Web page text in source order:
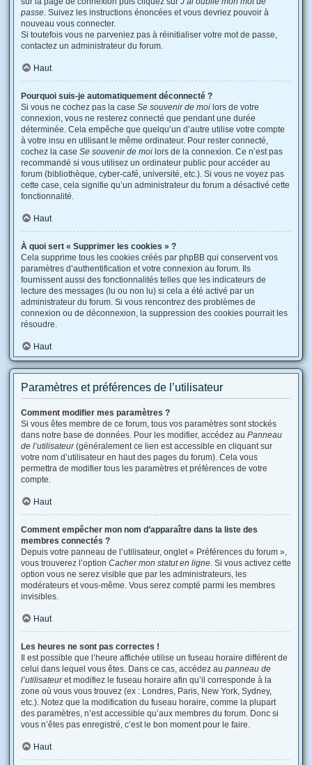
passe. Suivez les instructions énoncées et vous devriez pouvoir à
nouveau vous connecter.
Si toutefois vous ne parveniez pas à réinitialiser votre mot de passe,
contactez un administrateur du forum.
Haut
Pourquoi suis-je automatiquement déconnecté ?
Si vous ne cochez pas la case Se souvenir de moi lors de votre
connexion, vous ne resterez connecté que pendant une durée
déterminée. Cela empêche que quelqu’un d’autre utilise votre compte
à votre insu en utilisant le même ordinateur. Pour rester connecté,
cochez la case Se souvenir de moi lors de la connexion. Ce n’est pas
recommandé si vous utilisez un ordinateur public pour accéder au
forum (bibliothèque, cyber-café, université, etc.). Si vous ne voyez pas
cette case, cela signifie qu’un administrateur du forum a désactivé cette
fonctionnalité.
Haut
À quoi sert « Supprimer les cookies » ?
Cela supprime tous les cookies créés par phpBB qui conservent vos
paramètres d’authentification et votre connexion au forum. Ils
fournissent aussi des fonctionnalités telles que les indicateurs de
lecture des messages (lu ou non lu) si cela a été activé par un
administrateur du forum. Si vous rencontrez des problèmes de
connexion ou de déconnexion, la suppression des cookies pourrait les
résoudre.
Haut
Paramètres et préférences de l’utilisateur
Comment modifier mes paramètres ?
Si vous êtes membre de ce forum, tous vos paramètres sont stockés
dans notre base de données. Pour les modifier, accédez au Panneau
de l’utilisateur(généralement ce lien est accessible en cliquant sur
votre nom d’utilisateur en haut des pages du forum). Cela vous
permettra de modifier tous les paramètres et préférences de votre
compte.
Haut
Comment empêcher mon nom d’apparaître dans la liste des
membres connectés ?
Depuis votre panneau de l’utilisateur, onglet « Préférences du forum »,
vous trouverez l’option Cacher mon statut en ligne. Si vous activez cette
option vous ne serez visible que par les administrateurs, les
modérateurs et vous-même. Vous serez compté parmi les membres
invisibles.
Haut
Les heures ne sont pas correctes !
Il est possible que l’heure affichée utilise un fuseau horaire différent de
celui dans lequel vous êtes. Dans ce cas, accédez au panneau de
l’utilisateuret modifiez le fuseau horaire afin qu’il corresponde à la
zone où vous vous trouvez (ex : Londres, Paris, New York, Sydney,
etc.). Notez que la modification du fuseau horaire, comme la plupart
des paramètres, n’est accessible qu’aux membres du forum. Donc si
vous n’êtes pas enregistré, c’est le bon moment pour le faire.
Haut